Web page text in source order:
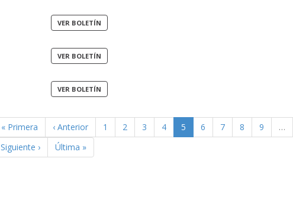
« Primera ‹ Anterior 1 2 3 4 5 6 7 8 9
…
Siguiente ›
Última »